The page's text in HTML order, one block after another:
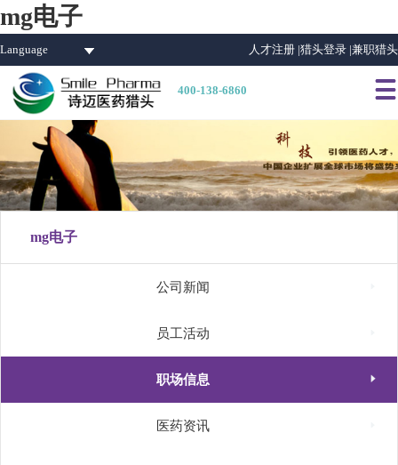
mg电子
Language 人才注册 |猎头登录 |兼职猎头
400-138-6860 
mg电子
公司新闻
员工活动
职场信息 
医药资讯